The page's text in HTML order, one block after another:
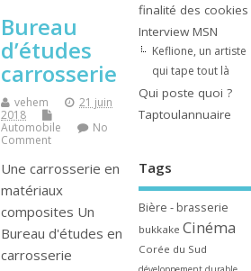
Bureau
d’études
carrosserie
vehem
21 juin
2018
Automobile
No
Comment
Une carrosserie en
matériaux
composites Un
Bureau d'études en
carrosserie
finalité des cookies
Interview MSN
Keflione, un artiste
qui tape tout là
Qui poste quoi ?
Taptoulannuaire
Tags
Bière - brasserie
bukkake Cinéma
Corée du Sud